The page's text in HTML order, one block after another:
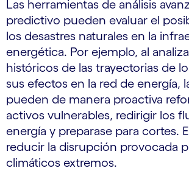
Las herramientas de análisis
predictivo pueden evaluar el
los desastres naturales en la
energética. Por ejemplo, al
históricos de las trayectorias de
sus efectos en la red de energía,
pueden de manera proactiva
activos vulnerables, redirigir los
energía y preparase para cortes.
reducir la disrupción provocada
climáticos extremos.